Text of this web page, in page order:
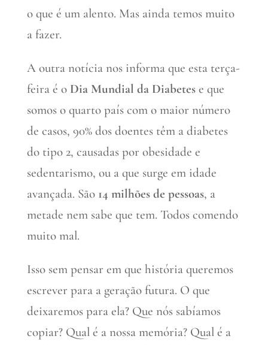
o que é um alento. Mas ainda temos muito
a fazer.
A outra notícia nos informa que esta terça-
feira é o Dia Mundial da Diabetese que
somos o quarto país com o maior número
de casos, 90% dos doentes têm a diabetes
do tipo 2, causadas por obesidade e
sedentarismo, ou a que surge em idade
avançada. São 14 milhões de pessoas, a
metade nem sabe que tem. Todos comendo
muito mal.
Isso sem pensar em que história queremos
escrever para a geração futura. O que
deixaremos para ela? Que nós sabíamos
copiar? Qual é a nossa memória? Qual é a